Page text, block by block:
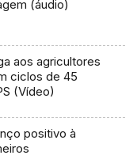
(áudio)
aos agricultores
ciclos de 45
(Vídeo)
positivo à